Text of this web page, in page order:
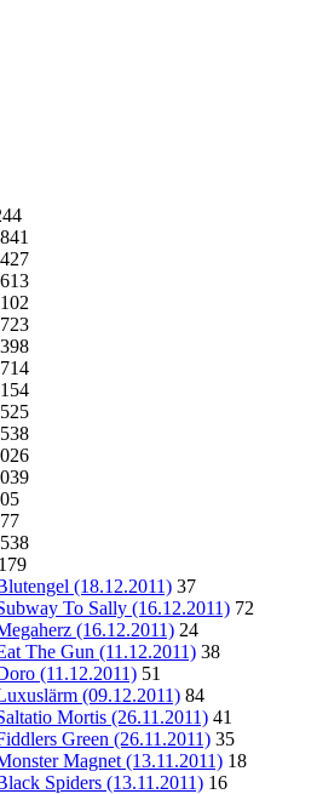
(18.12.2011) 37
To Sally (16.12.2011) 72
(16.12.2011) 24
The Gun (11.12.2011) 38
(11.12.2011) 51
(09.12.2011) 84
Mortis (26.11.2011) 41
Green (26.11.2011) 35
Magnet (13.11.2011) 18
Spiders (13.11.2011) 16